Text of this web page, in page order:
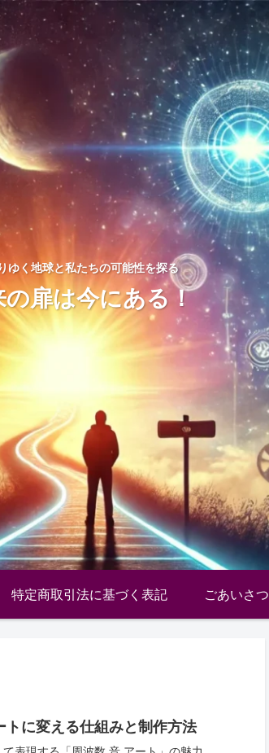
ゆく地球と私たちの可能性を探る
の扉は今にある！
特定商取引法に基づく表記 ごあいさつ
トに変える仕組みと制作方法